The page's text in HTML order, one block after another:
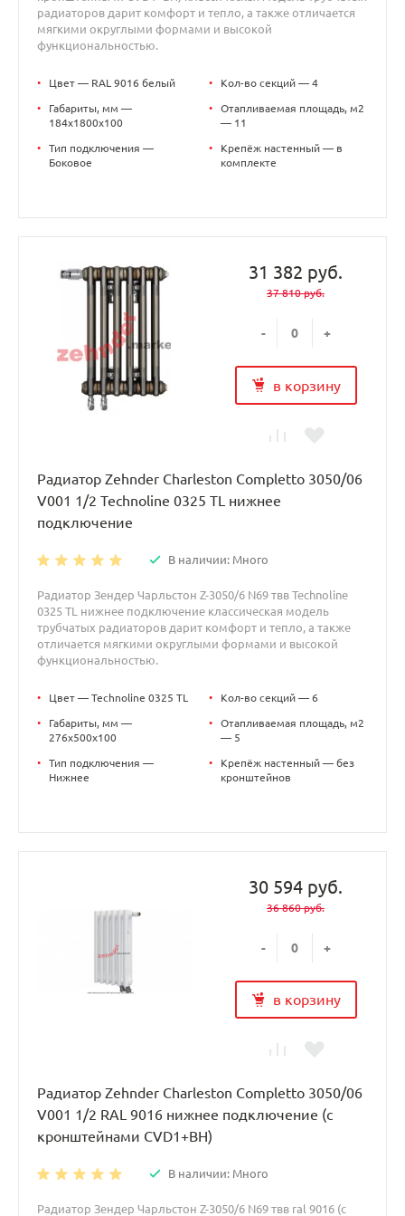
радиаторов дарит комфорт и тепло, а также отличается
мягкими округлыми формами и высокой
функциональностью.
• Цвет — RAL 9016 белый
•
Габариты, мм —
184x1800x100
•
Тип подключения —
Боковое
• Кол-во секций — 4
•
Отапливаемая площадь, м2
— 11
•
Крепёж настенный — в
комплекте
31 382 руб.
37 810 руб.
- +
в корзину
Радиатор Zehnder Charleston Completto 3050/06
V001 1/2 Technoline 0325 TL нижнее
подключение
В наличии: Много
Радиатор Зендер Чарльстон Z-3050/6 N69 твв Technoline
0325 TL нижнее подключение классическая модель
трубчатых радиаторов дарит комфорт и тепло, а также
отличается мягкими округлыми формами и высокой
функциональностью.
• Цвет — Technoline 0325 TL
•
Габариты, мм —
276x500x100
•
Тип подключения —
Нижнее
• Кол-во секций — 6
•
Отапливаемая площадь, м2
— 5
•
Крепёж настенный — без
кронштейнов
30 594 руб.
36 860 руб.
- +
в корзину
Радиатор Zehnder Charleston Completto 3050/06
V001 1/2 RAL 9016 нижнее подключение (с
кронштейнами CVD1+BH)
В наличии: Много
Радиатор Зендер Чарльстон Z-3050/6 N69 твв ral 9016 (с